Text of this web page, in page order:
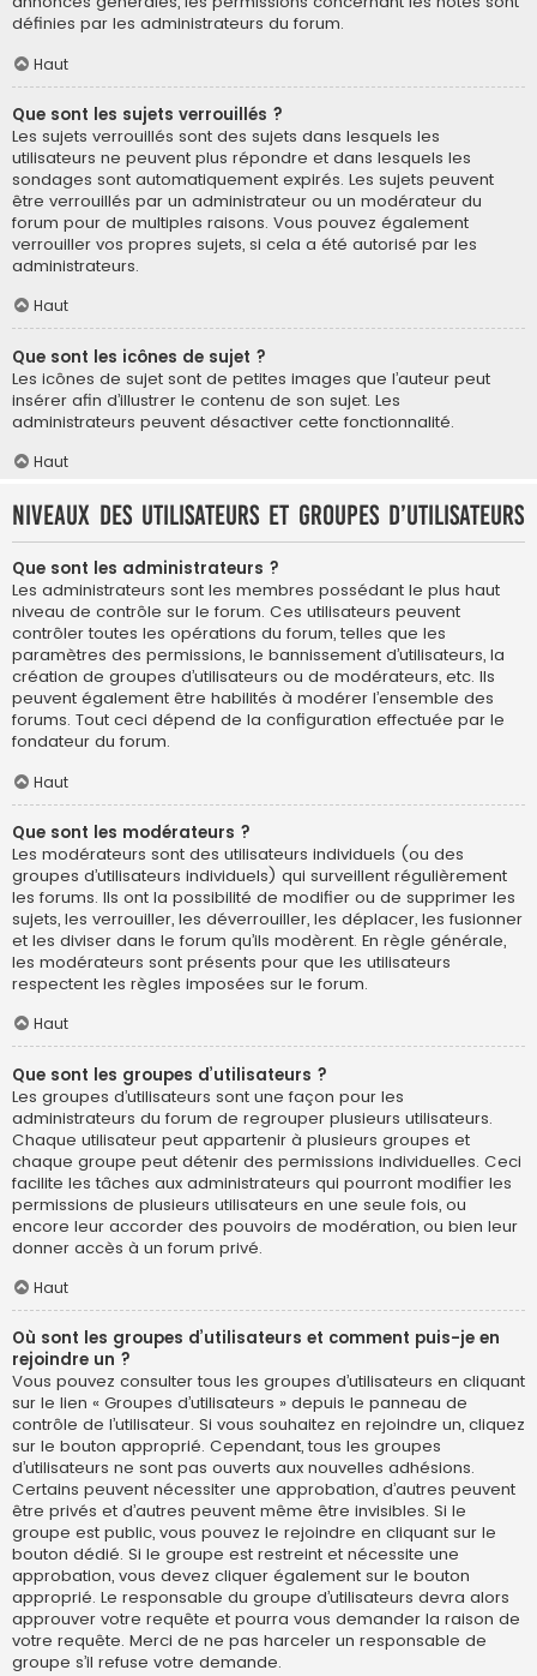
définies par les administrateurs du forum.
Haut
Que sont les sujets verrouillés ?
Les sujets verrouillés sont des sujets dans lesquels les
utilisateurs ne peuvent plus répondre et dans lesquels les
sondages sont automatiquement expirés. Les sujets peuvent
être verrouillés par un administrateur ou un modérateur du
forum pour de multiples raisons. Vous pouvez également
verrouiller vos propres sujets, si cela a été autorisé par les
administrateurs.
Haut
Que sont les icônes de sujet ?
Les icônes de sujet sont de petites images que l’auteur peut
insérer afin d’illustrer le contenu de son sujet. Les
administrateurs peuvent désactiver cette fonctionnalité.
Haut
Niveaux des utilisateurs et groupes d’utilisateurs
Que sont les administrateurs ?
Les administrateurs sont les membres possédant le plus haut
niveau de contrôle sur le forum. Ces utilisateurs peuvent
contrôler toutes les opérations du forum, telles que les
paramètres des permissions, le bannissement d’utilisateurs, la
création de groupes d’utilisateurs ou de modérateurs, etc. Ils
peuvent également être habilités à modérer l’ensemble des
forums. Tout ceci dépend de la configuration effectuée par le
fondateur du forum.
Haut
Que sont les modérateurs ?
Les modérateurs sont des utilisateurs individuels (ou des
groupes d’utilisateurs individuels) qui surveillent régulièrement
les forums. Ils ont la possibilité de modifier ou de supprimer les
sujets, les verrouiller, les déverrouiller, les déplacer, les fusionner
et les diviser dans le forum qu’ils modèrent. En règle générale,
les modérateurs sont présents pour que les utilisateurs
respectent les règles imposées sur le forum.
Haut
Que sont les groupes d’utilisateurs ?
Les groupes d’utilisateurs sont une façon pour les
administrateurs du forum de regrouper plusieurs utilisateurs.
Chaque utilisateur peut appartenir à plusieurs groupes et
chaque groupe peut détenir des permissions individuelles. Ceci
facilite les tâches aux administrateurs qui pourront modifier les
permissions de plusieurs utilisateurs en une seule fois, ou
encore leur accorder des pouvoirs de modération, ou bien leur
donner accès à un forum privé.
Haut
Où sont les groupes d’utilisateurs et comment puis-je en
rejoindre un ?
Vous pouvez consulter tous les groupes d’utilisateurs en cliquant
sur le lien « Groupes d’utilisateurs » depuis le panneau de
contrôle de l’utilisateur. Si vous souhaitez en rejoindre un, cliquez
sur le bouton approprié. Cependant, tous les groupes
d’utilisateurs ne sont pas ouverts aux nouvelles adhésions.
Certains peuvent nécessiter une approbation, d’autres peuvent
être privés et d’autres peuvent même être invisibles. Si le
groupe est public, vous pouvez le rejoindre en cliquant sur le
bouton dédié. Si le groupe est restreint et nécessite une
approbation, vous devez cliquer également sur le bouton
approprié. Le responsable du groupe d’utilisateurs devra alors
approuver votre requête et pourra vous demander la raison de
votre requête. Merci de ne pas harceler un responsable de
groupe s’il refuse votre demande.